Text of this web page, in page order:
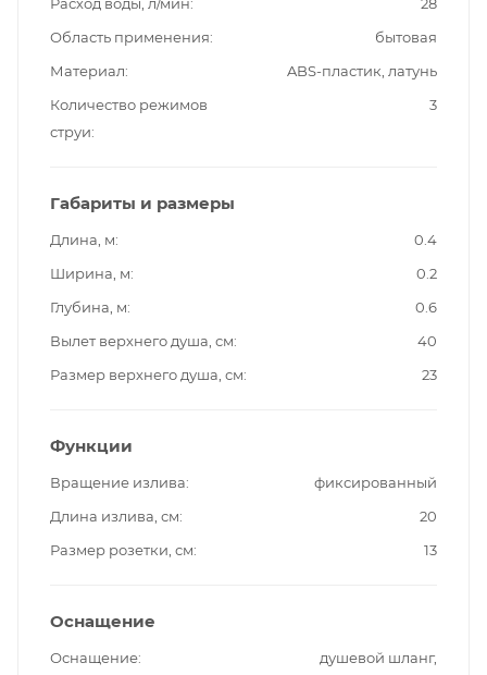
Расход воды, л/мин
28
Область применения
бытовая
Материал
ABS-пластик, латунь
Количество режимов
струи
3
Габариты и размеры
Длина, м
0.4
Ширина, м
0.2
Глубина, м
0.6
Вылет верхнего душа, см
40
Размер верхнего душа, см
23
Функции
Вращение излива
фиксированный
Длина излива, см
20
Размер розетки, см
13
Оснащение
Оснащение
душевой шланг,